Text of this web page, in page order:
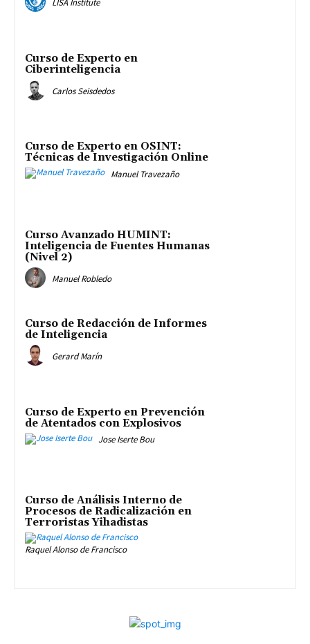
LISA Institute
Curso de Experto en
Ciberinteligencia
Carlos Seisdedos
Curso de Experto en OSINT:
Técnicas de Investigación Online
Manuel Travezaño
Curso Avanzado HUMINT:
Inteligencia de Fuentes Humanas
(Nivel 2)
Manuel Robledo
Curso de Redacción de Informes
de Inteligencia
Gerard Marín
Curso de Experto en Prevención
de Atentados con Explosivos
Jose Iserte Bou
Curso de Análisis Interno de
Procesos de Radicalización en
Terroristas Yihadistas
Raquel Alonso de Francisco